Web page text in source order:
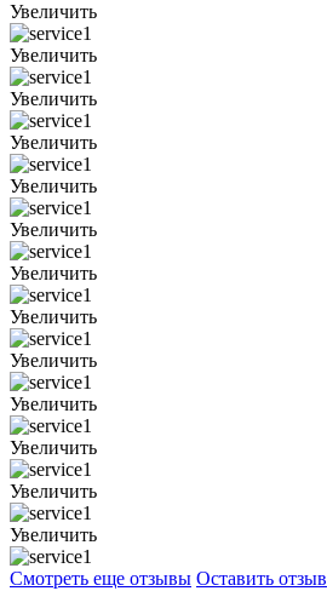
Увеличить
Увеличить
Увеличить
Увеличить
Увеличить
Увеличить
Увеличить
Увеличить
Увеличить
Увеличить
Увеличить
Увеличить
Увеличить
Смотреть еще отзывы Оставить отзыв